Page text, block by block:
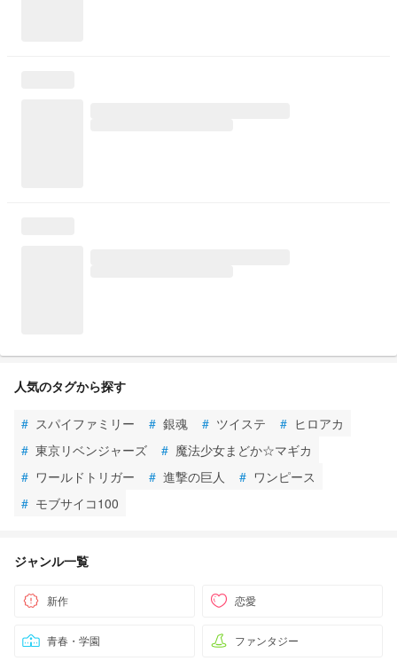
人気のタグから探す
# スパイファミリー # 銀魂 # ツイステ # ヒロアカ
# 東京リベンジャーズ # 魔法少女まどか☆マギカ
# ワールドトリガー # 進撃の巨人 # ワンピース
# モブサイコ100
ジャンル一覧
新作 恋愛
青春・学園 ファンタジー